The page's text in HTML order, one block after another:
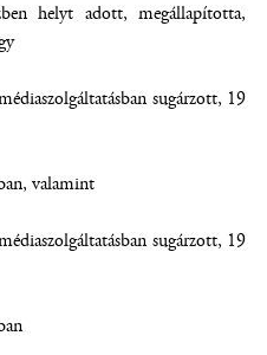
helyt adott, megállapította,
sugárzott, 19
valamint
sugárzott, 19